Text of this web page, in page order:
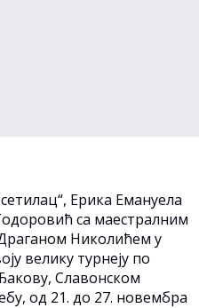
Ерика Емануела
са маестралним
Николићем у
велику турнеју по
Славонском
од 21. до 27. новембра